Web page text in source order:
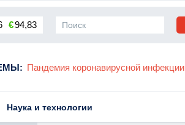
€94,83
: Пандемия коронавирусной инфекции
Наука и технологии